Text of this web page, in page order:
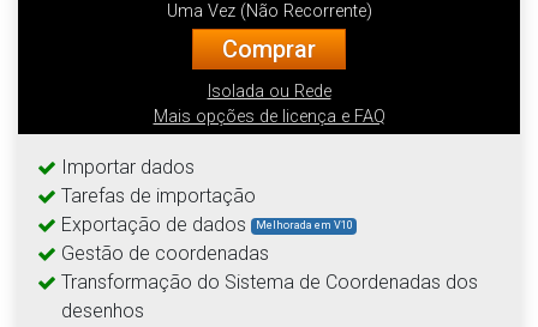
Uma Vez (Não Recorrente)
Comprar
Isolada ou Rede
Mais opções de licença e FAQ
Importar dados
Tarefas de importação
Exportação de dados
Melhorada em V10
Gestão de coordenadas
Transformação do Sistema de Coordenadas dos
desenhos